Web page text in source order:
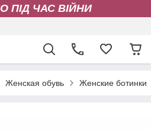
ПІД ЧАС ВІЙНИ
Женская обувь Женские ботинки